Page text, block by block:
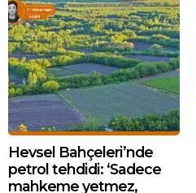
Hevsel Bahçeleri’nde
petrol tehdidi: ‘Sadece
mahkeme yetmez,